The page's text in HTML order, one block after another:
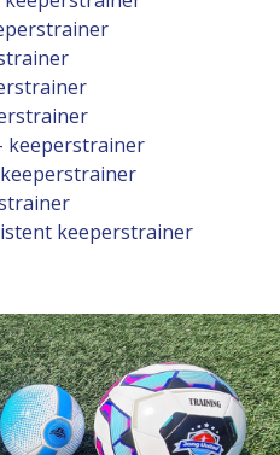
keeperstrainer
keeperstrainer